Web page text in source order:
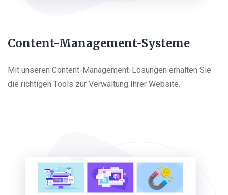
Content-Management-Systeme
Mit unseren Content-Management-Lösungen erhalten Sie
die richtigen Tools zur Verwaltung Ihrer Website.